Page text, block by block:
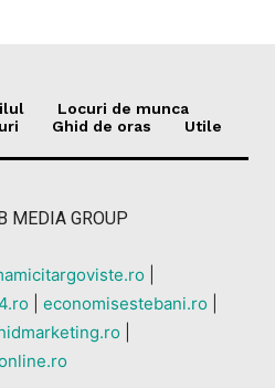
Locuri de munca
Ghid de oras Utile
MEDIA GROUP
economisestebani.ro